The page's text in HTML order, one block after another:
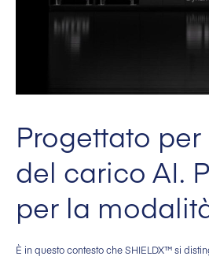
Progettato
del carico AI.
per la
È in questo contesto che SHIELDX™ si